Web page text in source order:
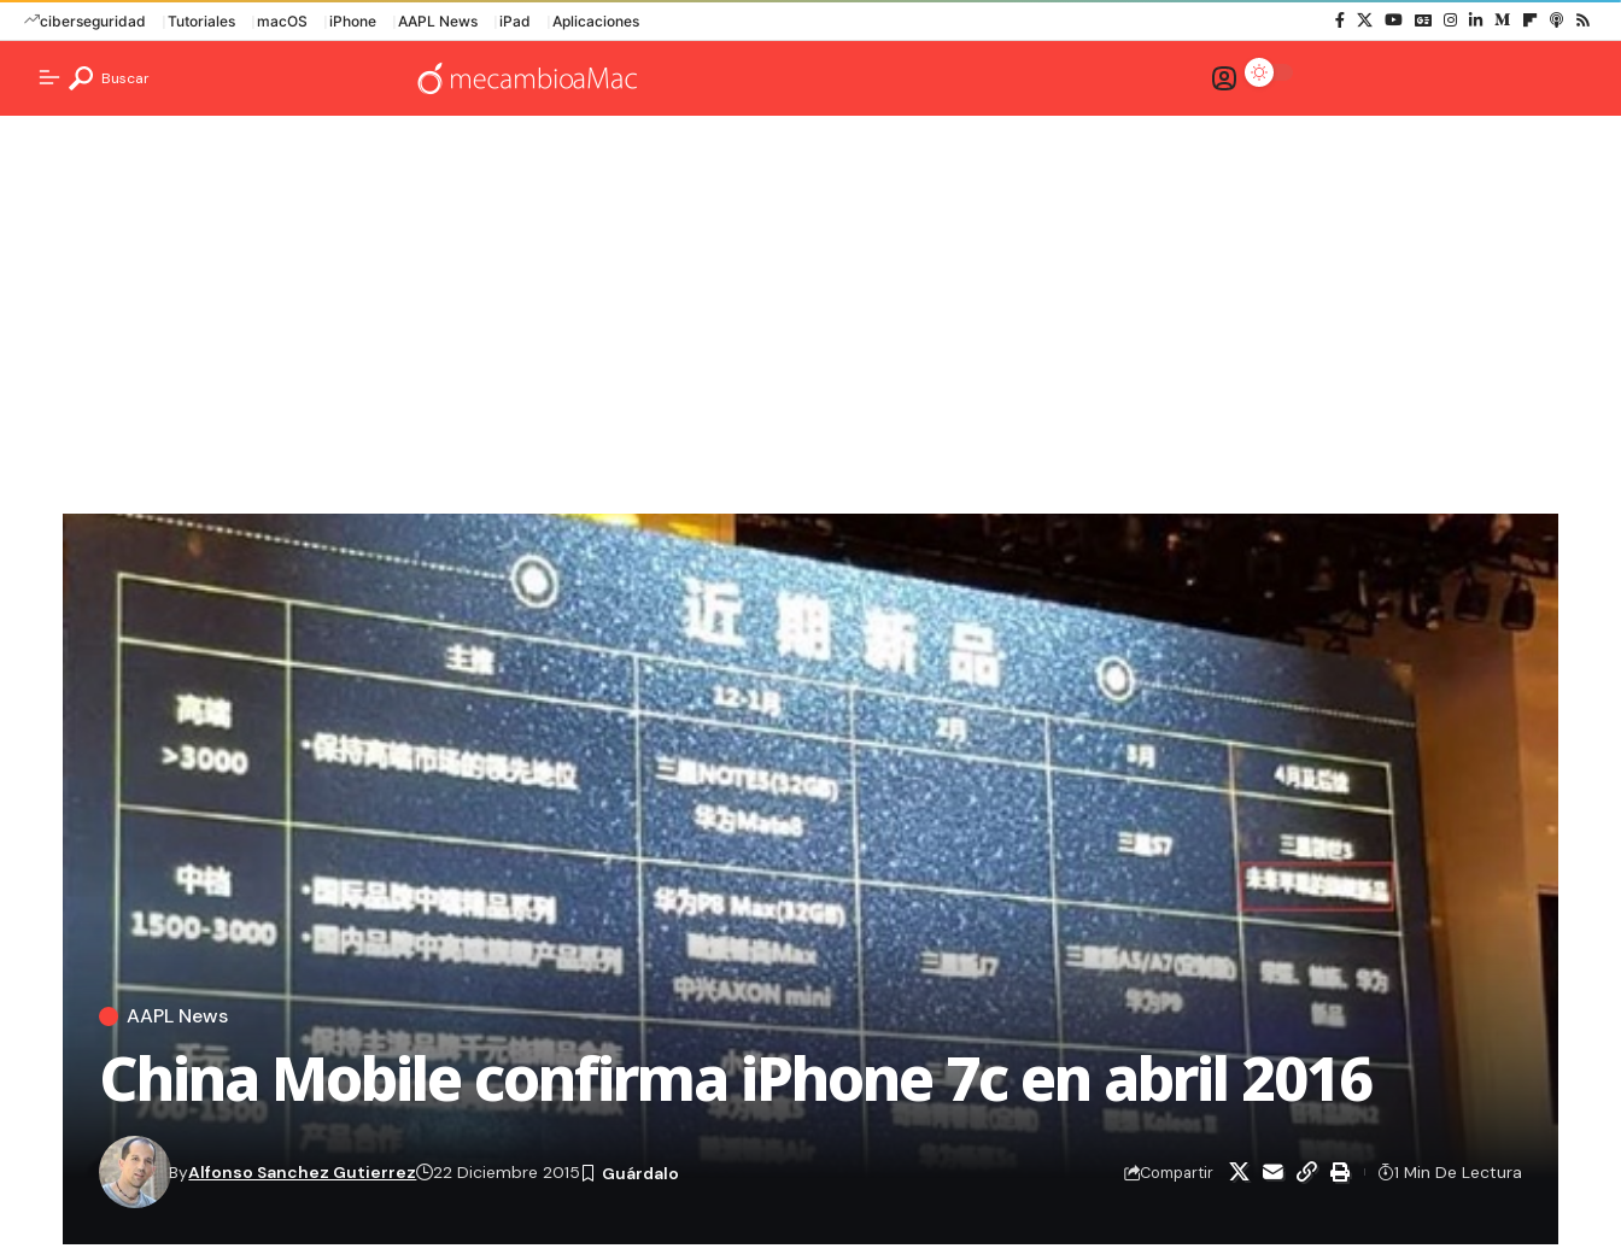
ciberseguridad Tutoriales macOS iPhone AAPL News iPad Aplicaciones
Buscar
AAPL News
China Mobile confirma iPhone 7c en abril 2016
ByAlfonso Sanchez Gutierrez 22 Diciembre 2015 Compartir 1 Min De Lectura